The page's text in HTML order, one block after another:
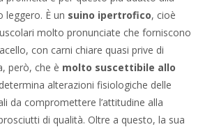
leggero. È un suino ipertrofico, cioè
molto pronunciate che forniscono
con carni chiare quasi prive di
però, che è molto suscettibile allo
alterazioni fisiologiche delle
da compromettere l’attitudine alla
di qualità. Oltre a questo, la sua